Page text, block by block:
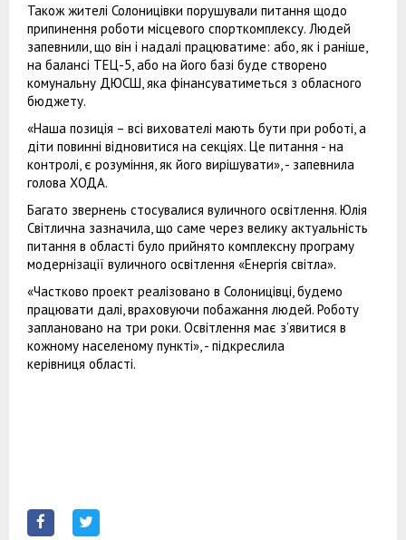
Також жителі Солоницівки порушували питання щодо
припинення роботи місцевого спорткомплексу. Людей
запевнили, що він і надалі працюватиме: або, як і раніше,
на балансі ТЕЦ-5, або на його базі буде створено
комунальну ДЮСШ, яка фінансуватиметься з обласного
бюджету.
«Наша позиція – всі вихователі мають бути при роботі, а
діти повинні відновитися на секціях. Це питання - на
контролі, є розуміння, як його вирішувати», - запевнила
голова ХОДА.
Багато звернень стосувалися вуличного освітлення. Юлія
Світлична зазначила, що саме через велику актуальність
питання в області було прийнято комплексну програму
модернізації вуличного освітлення «Енергія світла».
«Частково проект реалізовано в Солоницівці, будемо
працювати далі, враховуючи побажання людей. Роботу
заплановано на три роки. Освітлення має з’явитися в
кожному населеному пункті», - підкреслила
керівниця області.